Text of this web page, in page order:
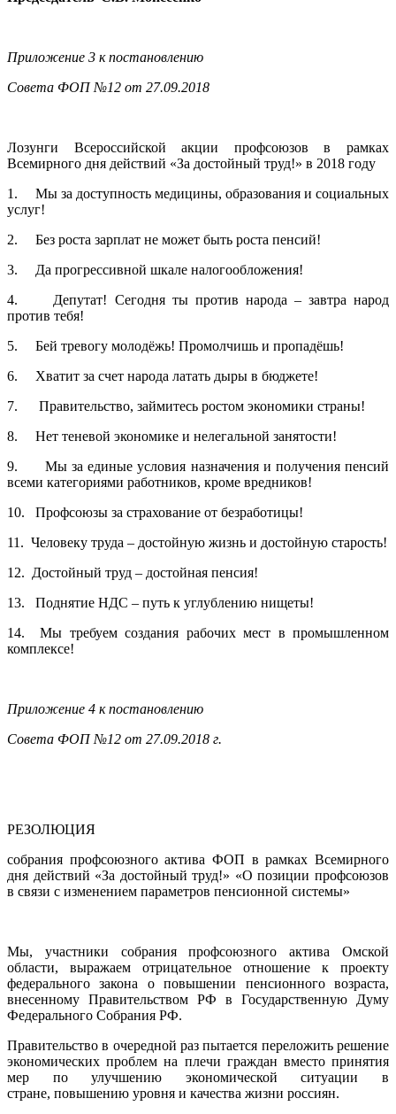
Приложение 3 к постановлению
Совета ФОП №12 от 27.09.2018
Лозунги Всероссийской акции профсоюзов в рамках
Всемирного дня действий «За достойный труд!» в 2018 году
1. Мы за доступность медицины, образования и социальных
услуг!
2. Без роста зарплат не может быть роста пенсий!
3. Да прогрессивной шкале налогообложения!
4. Депутат! Сегодня ты против народа – завтра народ
против тебя!
5. Бей тревогу молодёжь! Промолчишь и пропадёшь!
6. Хватит за счет народа латать дыры в бюджете!
7. Правительство, займитесь ростом экономики страны!
8. Нет теневой экономике и нелегальной занятости!
9. Мы за единые условия назначения и получения пенсий
всеми категориями работников, кроме вредников!
10. Профсоюзы за страхование от безработицы!
11. Человеку труда – достойную жизнь и достойную старость!
12. Достойный труд – достойная пенсия!
13. Поднятие НДС – путь к углублению нищеты!
14. Мы требуем создания рабочих мест в промышленном
комплексе!
Приложение 4 к постановлению
Совета ФОП №12 от 27.09.2018 г.
РЕЗОЛЮЦИЯ
собрания профсоюзного актива ФОП в рамках Всемирного
дня действий «За достойный труд!» «О позиции профсоюзов
в связи с изменением параметров пенсионной системы»
Мы, участники собрания профсоюзного актива Омской
области, выражаем отрицательное отношение к проекту
федерального закона о повышении пенсионного возраста,
внесенному Правительством РФ в Государственную Думу
Федерального Собрания РФ.
Правительство в очередной раз пытается переложить решение
экономических проблем на плечи граждан вместо принятия
мер по улучшению экономической ситуации в
стране, повышению уровня и качества жизни россиян.